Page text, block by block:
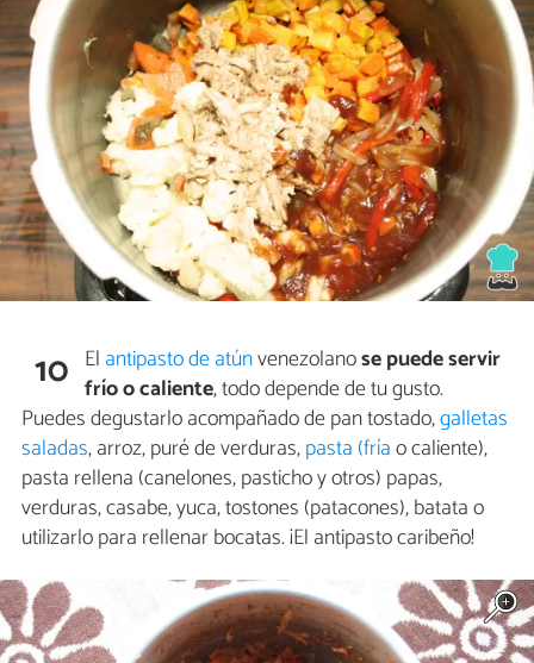
10 El antipasto de atúnvenezolanose puede servir
frío o caliente, todo depende de tu gusto.
Puedes degustarlo acompañado de pan tostado,galletas
saladas, arroz, puré de verduras,pasta (fríao caliente),
pasta rellena (canelones, pasticho y otros) papas,
verduras, casabe, yuca, tostones (patacones), batata o
utilizarlo para rellenar bocatas. ¡El antipasto caribeño!